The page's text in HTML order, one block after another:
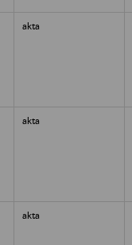
akta
akta
akta